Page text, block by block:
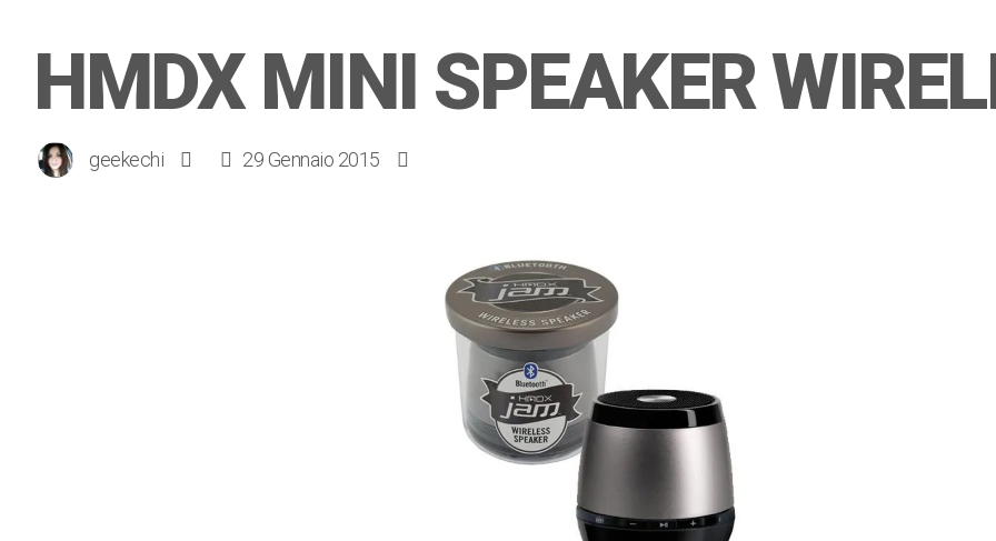
HMDX MINI SPEAKER
geekechi 29 Gennaio 2015